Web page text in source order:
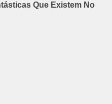
Que Existem No